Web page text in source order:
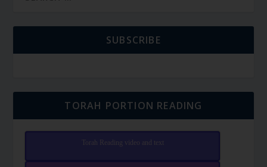
SUBSCRIBE
TORAH PORTION READING
Torah Reading video and text